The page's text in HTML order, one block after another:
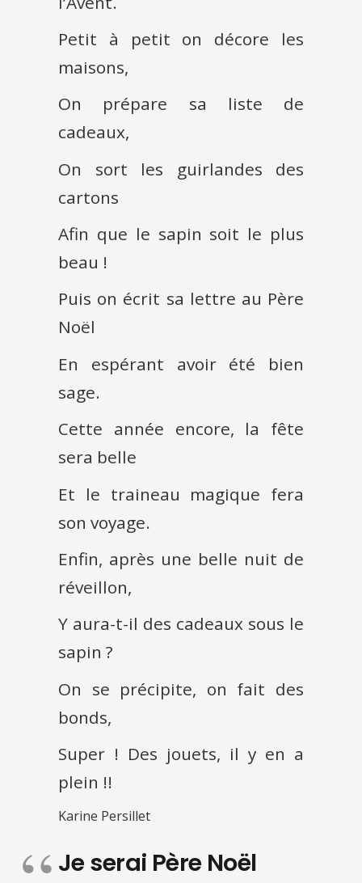
Petit à petit on décore les
maisons,
On prépare sa liste de
cadeaux,
On sort les guirlandes des
cartons
Afin que le sapin soit le plus
beau !
Puis on écrit sa lettre au Père
Noël
En espérant avoir été bien
sage.
Cette année encore, la fête
sera belle
Et le traineau magique fera
son voyage.
Enfin, après une belle nuit de
réveillon,
Y aura-t-il des cadeaux sous le
sapin ?
On se précipite, on fait des
bonds,
Super ! Des jouets, il y en a
plein !!
Karine Persillet
Je serai Père Noël